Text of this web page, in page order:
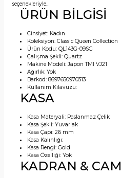
seçenekleriyle…
ÜRÜN BİLGİSİ
Cinsiyet: Kadın
Koleksiyon:Classic Queen Collection
Ürün Kodu:QL143G-09SG
Çalışma Şekli:Quartz
Makine Modeli:Japon TMI VJ21
Ağırlık:Yok
Barkod:8697650970313
Kullanım Kılavuzu:
KASA
Kasa Materyali: Paslanmaz Çelik
Kasa Şekli:Yuvarlak
Kasa Çapı:26 mm
Kasa Kalınlığı:
Kasa Rengi:Gold
Kasa Özelliği:Yok
KADRAN & CAM